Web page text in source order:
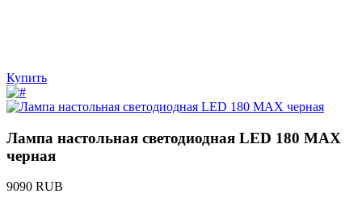
Купить
Лампа настольная светодиодная LED 180 MAX
черная
9090 RUB